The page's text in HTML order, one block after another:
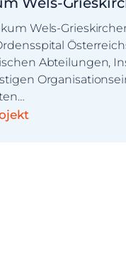
Wels-
Abteilungen,